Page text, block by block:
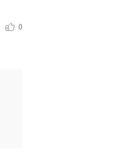
0